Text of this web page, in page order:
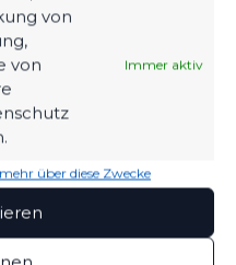
von
von
Immer aktiv
mehr über diese Zwecke
FSV.
– alles